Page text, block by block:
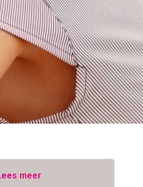
Account
Account
meer